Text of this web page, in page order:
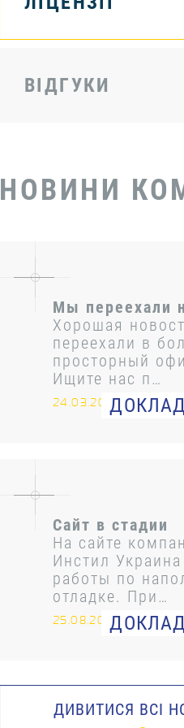
ВІДГУКИ
НОВИНИ
Мы переехали
Малиновского
этаж
Хорошая
переехали в
просторный
Ищите нас п…
24.03.2019
Сайт в стадии
наполнения
На сайте
Инстил Украина
работы по
отладке. При…
25.08.2017
ДИВИТИСЯ ВСІ